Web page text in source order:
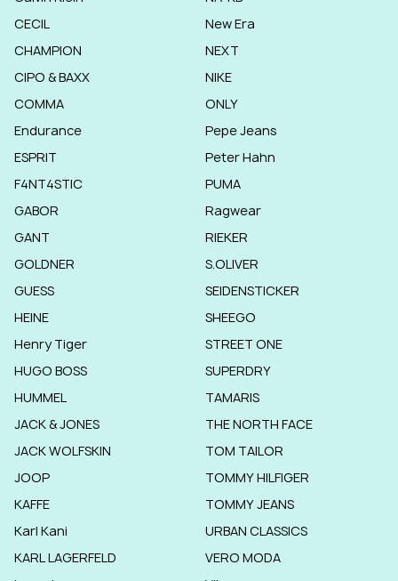
CECIL
CHAMPION
CIPO & BAXX
COMMA
Endurance
ESPRIT
F4NT4STIC
GABOR
GANT
GOLDNER
GUESS
HEINE
Henry Tiger
HUGO BOSS
HUMMEL
JACK & JONES
JACK WOLFSKIN
JOOP
KAFFE
Karl Kani
KARL LAGERFELD
New Era
NEXT
NIKE
ONLY
Pepe Jeans
Peter Hahn
PUMA
Ragwear
RIEKER
S.OLIVER
SEIDENSTICKER
SHEEGO
STREET ONE
SUPERDRY
TAMARIS
THE NORTH FACE
TOM TAILOR
TOMMY HILFIGER
TOMMY JEANS
URBAN CLASSICS
VERO MODA